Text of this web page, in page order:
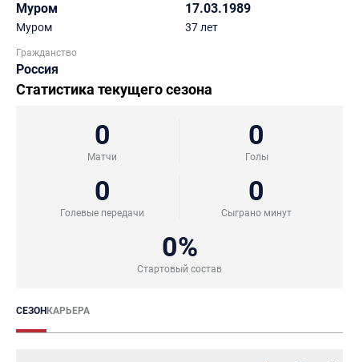
Муром
Муром
17.03.1989
37 лет
Гражданство
Россия
Статистика текущего сезона
0
Матчи
0
Голы
0
Голевые передачи
0
Сыграно минут
0%
Стартовый состав
СЕЗОНКАРЬЕРА